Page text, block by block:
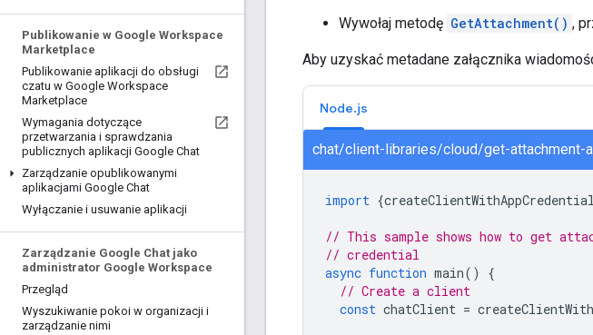
Publikowanie w Google Workspace
Marketplace
Publikowanie aplikacji do obsługi
czatu w Google Workspace
Marketplace
Wymagania dotyczące
przetwarzania i sprawdzania
publicznych aplikacji Google Chat
Zarządzanie opublikowanymi
aplikacjami Google Chat
Wyłączanie i usuwanie aplikacji
Zarządzanie Google Chat jako
administrator Google Workspace
Przegląd
Wyszukiwanie pokoi w organizacji i
zarządzanie nimi
Wywołaj metodę GetAttachment() ,
Aby uzyskać metadane załącznika
Node.js
chat/client-libraries/cloud/get-attachment-
import {
// This sample shows how to get
// credential
async function main()
{
// Create a client
const chatClient =